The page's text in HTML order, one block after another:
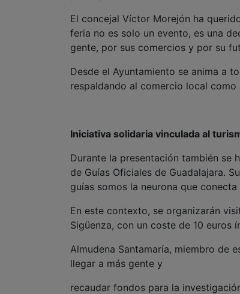
El concejal Víctor Morejón ha
feria no es solo un evento, es una
gente, por sus comercios y por su
Desde el Ayuntamiento se anima a
respaldando al comercio local
Iniciativa solidaria vinculada al
Durante la presentación también se
de Guías Oficiales de Guadalajara.
guías somos la neurona que
En este contexto, se organizarán
Sigüenza, con un coste de 10 euros
Almudena Santamaría, miembro de
llegar a más gente y
recaudar fondos para la